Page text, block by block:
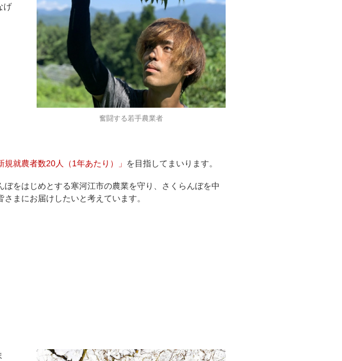
奮闘する若手農業者
げ
規就農者数20人（1年あたり）」 を目指してまいります。
をはじめとする寒河江市の農業を守り、さくらんぼを中
まにお届けしたいと考えています。